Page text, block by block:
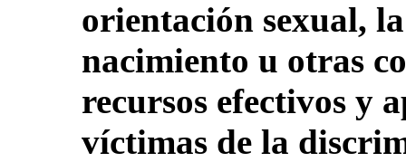
orientación sexual,
nacimiento u otras
recursos efectivos y
víctimas de la